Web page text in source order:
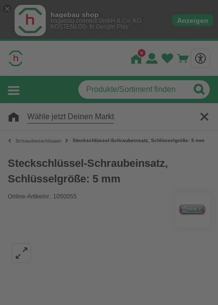
hagebau shop
hagebau connect GmbH & Co. KG
KOSTENLOS- In Google Play
Anzeigen
Wähle jetzt Deinen Markt
Schraubenschlüssel Steckschlüssel-Schraubeinsatz, Schlüsselgröße: 5 mm
Steckschlüssel-Schraubeinsatz,
Schlüsselgröße: 5 mm
Online-Artikelnr.: 1050055